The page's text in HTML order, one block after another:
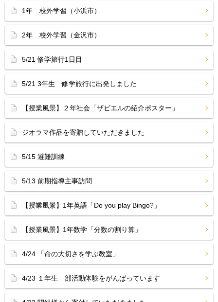
1年 校外学習（小浜市）
2年 校外学習（金沢市）
5/21 修学旅行1日目
5/21 3年生 修学旅行に出発しました
【授業風景】２年社会「ザビエルの紹介ポスター」
ジオラマ作品を寄贈していただきました
5/15 避難訓練
5/13 前期指導主事訪問
【授業風景】1年英語「Do you play Bingo?」
【授業風景】1年数学「分数の割り算」
4/24 「命の大切さを学ぶ教室」
4/23 １年生 部活動体験をがんばっています